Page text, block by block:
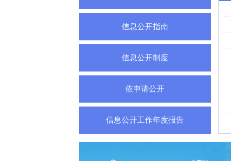
信息公开指南
信息公开制度
依申请公开
信息公开工作年度报告